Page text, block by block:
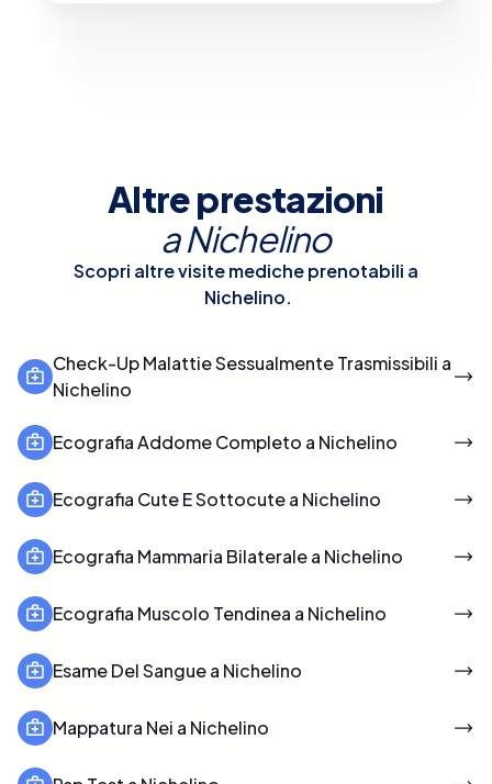
Altre prestazioni
aNichelino
Scopri altre visite mediche prenotabili a
Nichelino.
Check-Up Malattie Sessualmente Trasmissibili a
Nichelino
Ecografia Addome Completo a Nichelino
Ecografia Cute E Sottocute a Nichelino
Ecografia Mammaria Bilaterale a Nichelino
Ecografia Muscolo Tendinea a Nichelino
Esame Del Sangue a Nichelino
Mappatura Nei a Nichelino